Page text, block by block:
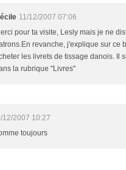
11/12/2007 07:06
pour ta visite, Lesly mais je ne
revanche, j'explique sur ce
les livrets de tissage danois. Il
la rubrique "Livres"
12/2007 10:27
toujours